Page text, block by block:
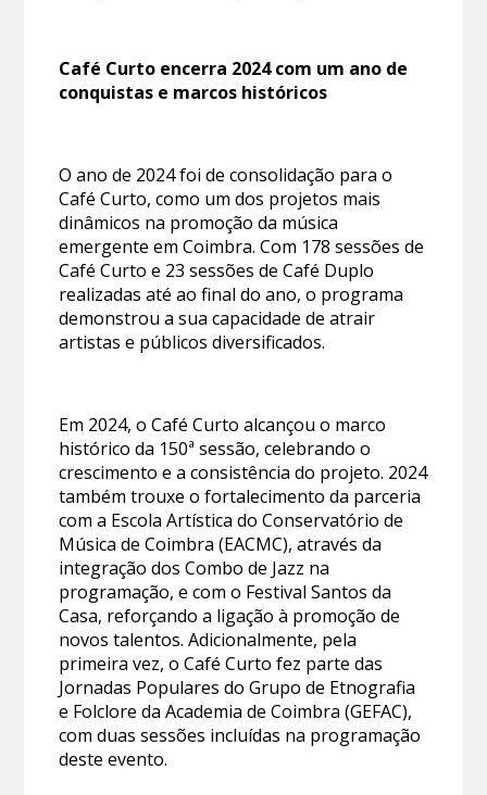
Café Curto encerra 2024 com um ano de
conquistas e marcos históricos
O ano de 2024 foi de consolidação para o
Café Curto, como um dos projetos mais
dinâmicos na promoção da música
emergente em Coimbra. Com 178 sessões de
Café Curto e 23 sessões de Café Duplo
realizadas até ao final do ano, o programa
demonstrou a sua capacidade de atrair
artistas e públicos diversificados.
Em 2024, o Café Curto alcançou o marco
histórico da 150ª sessão, celebrando o
crescimento e a consistência do projeto. 2024
também trouxe o fortalecimento da parceria
com a Escola Artística do Conservatório de
Música de Coimbra (EACMC), através da
integração dos Combo de Jazz na
programação, e com o Festival Santos da
Casa, reforçando a ligação à promoção de
novos talentos. Adicionalmente, pela
primeira vez, o Café Curto fez parte das
Jornadas Populares do Grupo de Etnografia
e Folclore da Academia de Coimbra (GEFAC),
com duas sessões incluídas na programação
deste evento.